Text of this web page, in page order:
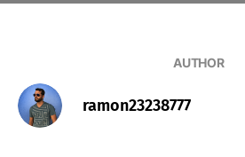
AUTHOR
ramon23238777